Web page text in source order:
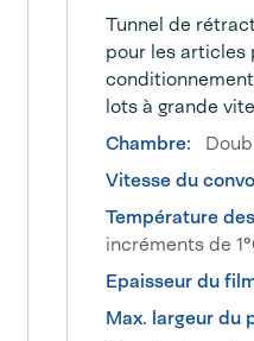
Tunnel de
pour les articles
lots à grande
Chambre:
Vitesse du
Température
incréments de
Epaisseur du
Max. largeur du